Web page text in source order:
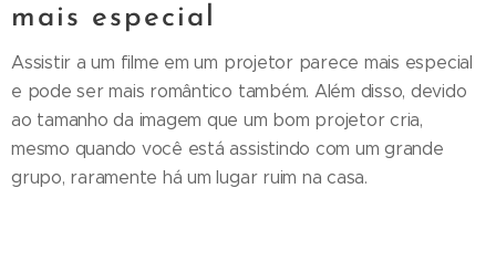
mais especial
Assistir a um filme em um projetor parece mais especial
e pode ser mais romântico também. Além disso, devido
ao tamanho da imagem que um bom projetor cria,
mesmo quando você está assistindo com um grande
grupo, raramente há um lugar ruim na casa.